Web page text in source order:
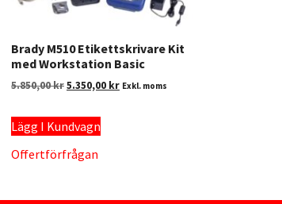
Brady M510 Etikettskrivare Kit
med Workstation Basic
5.850,00kr5.350,00 kr Exkl. moms
Lägg I Kundvagn
Offertförfrågan